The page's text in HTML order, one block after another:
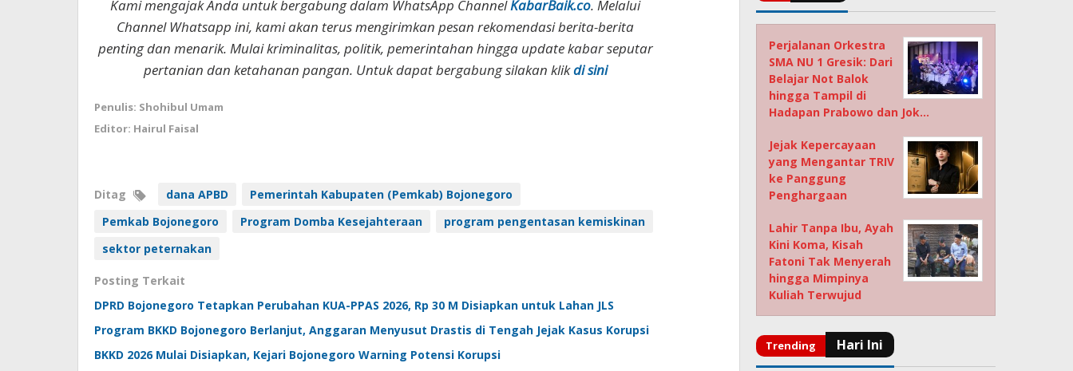
Kami mengajak Anda untuk bergabung dalam WhatsApp ChannelKabarBaik.co. Melalui
Channel Whatsapp ini, kami akan terus mengirimkan pesan rekomendasi berita-berita
penting dan menarik. Mulai kriminalitas, politik, pemerintahan hingga update kabar seputar
pertanian dan ketahanan pangan. Untuk dapat bergabung silakan klikdi sini
Penulis: Shohibul Umam
Editor: Hairul Faisal
Ditag dana APBD
Pemerintah Kabupaten (Pemkab) Bojonegoro
Pemkab Bojonegoro
Program Domba Kesejahteraan
program pengentasan kemiskinan
sektor peternakan
Posting Terkait
DPRD Bojonegoro Tetapkan Perubahan KUA-PPAS 2026, Rp 30 M Disiapkan untuk Lahan JLS
Program BKKD Bojonegoro Berlanjut, Anggaran Menyusut Drastis di Tengah Jejak Kasus Korupsi
BKKD 2026 Mulai Disiapkan, Kejari Bojonegoro Warning Potensi Korupsi
Perjalanan Orkestra
SMA NU 1 Gresik: Dari
Belajar Not Balok
hingga Tampil di
Hadapan Prabowo dan Jok…
Jejak Kepercayaan
yang Mengantar TRIV
ke Panggung
Penghargaan
Lahir Tanpa Ibu, Ayah
Kini Koma, Kisah
Fatoni Tak Menyerah
hingga Mimpinya
Kuliah Terwujud